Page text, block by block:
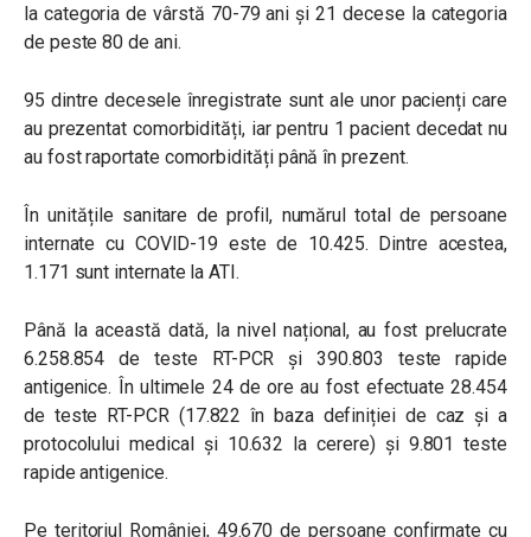
la categoria de vârstă 70-79 ani și 21 decese la categoria
de peste 80 de ani.
95 dintre decesele înregistrate sunt ale unor pacienți care
au prezentat comorbidități, iar pentru 1 pacient decedat nu
au fost raportate comorbidități până în prezent.
În unitățile sanitare de profil, numărul total de persoane
internate cu COVID-19 este de 10.425. Dintre acestea,
1.171 sunt internate la ATI.
Până la această dată, la nivel național, au fost prelucrate
6.258.854 de teste RT-PCR și 390.803 teste rapide
antigenice. În ultimele 24 de ore au fost efectuate 28.454
de teste RT-PCR (17.822 în baza definiției de caz și a
protocolului medical și 10.632 la cerere) și 9.801 teste
rapide antigenice.
Pe teritoriul României, 49.670 de persoane confirmate cu